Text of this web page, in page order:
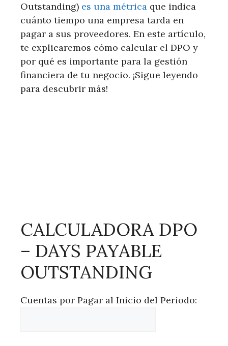
Outstanding) es una métrica que indica
cuánto tiempo una empresa tarda en
pagar a sus proveedores. En este artículo,
te explicaremos cómo calcular el DPO y
por qué es importante para la gestión
financiera de tu negocio. ¡Sigue leyendo
para descubrir más!
CALCULADORA DPO
– DAYS PAYABLE
OUTSTANDING
Cuentas por Pagar al Inicio del Periodo: